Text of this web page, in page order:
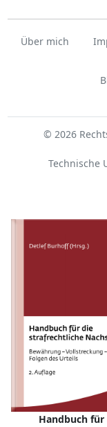
Über mich
© 2026
Technische
Handbuch für